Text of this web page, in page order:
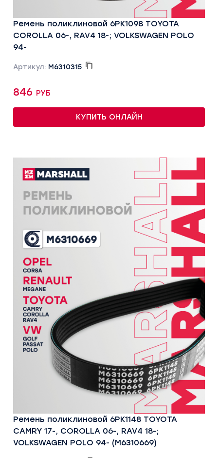
Ремень поликлиновой 6PK1098 TOYOTA
COROLLA 06-, RAV4 18-; VOLKSWAGEN POLO
94-
Артикул: M6310315
846 руб
КУПИТЬ ОНЛАЙН
Ремень поликлиновой 6PK1148 TOYOTA
CAMRY 17-, COROLLA 06-, RAV4 18-;
VOLKSWAGEN POLO 94- (M6310669)